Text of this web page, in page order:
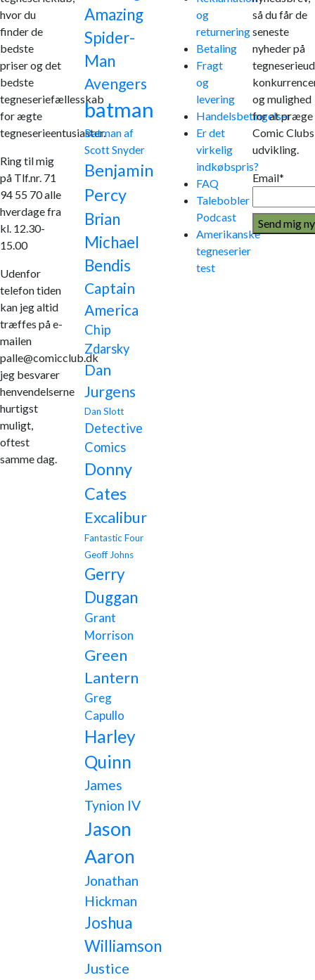
hvor du
finder de
bedste
priser og det
bedste
tegneseriefællesskab
for ægte
tegneserieentusiaster.
Ring til mig
på Tlf.nr. 71
94 55 70 alle
hverdage fra
kl. 12.30-
15.00
Udenfor
telefon tiden
kan jeg altid
træffes på e-
mailen
palle@comicclub.dk
jeg besvarer
henvendelserne
hurtigst
muligt,
oftest
samme dag.
Amazing
Spider-
Man
Avengers
batman
Batman af
Scott Snyder
Benjamin
Percy
Brian
Michael
Bendis
Captain
America
Chip
Zdarsky
Dan
Jurgens
Dan Slott
Detective
Comics
Donny
Cates
Excalibur
Fantastic Four
Geoff Johns
Gerry
Duggan
Grant
Morrison
Green
Lantern
Greg
Capullo
Harley
Quinn
James
Tynion IV
Jason
Aaron
Jonathan
Hickman
Joshua
Williamson
Justice
og
returnering
Betaling
Fragt
og
levering
Handelsbetingelser
Er det
virkelig
indkøbspris?
FAQ
Talebobler
Podcast
Amerikanske
tegneserier
test
så du får de
seneste
nyheder på
og mulighed
for at præge
Comic Clubs
udvikling.
Email*